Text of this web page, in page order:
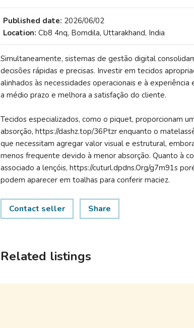
Published date: 2026/06/02
Location: Cb8 4nq, Bomdila, Uttarakhand, India
Simultaneamente, sistemas de gestão digital
decisões rápidas e precisas. Investir em tecidos
alinhados às necessidades operacionais e à
a médio prazo e melhora a satisfação do cliente.
Tecidos especializados, como o piquet, proporcionam
absorção, https://dashz.top/36Ptzr enquanto o
que necessitam agregar valor visual e estrutural,
menos frequente devido à menor absorção. Quanto à
associado a lençóis, https://cuturl.dpdns.Org/g7m91s
podem aparecer em toalhas para conferir maciez.
Contact seller Share
Related listings